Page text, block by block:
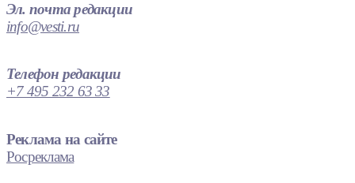
Эл. почта редакции
info@vesti.ru
Телефон редакции
+7 495 232 63 33
Реклама на сайте
Росреклама